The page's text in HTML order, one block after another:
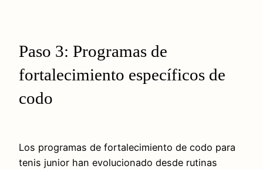
Paso 3: Programas de
fortalecimiento específicos de
codo
Los programas de fortalecimiento de codo para
tenis junior han evolucionado desde rutinas